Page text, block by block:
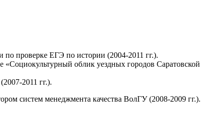
проверке ЕГЭ по истории (2004-2011 гг.).
облик уездных городов Саратовской
2011 гг.).
систем менеджмента качества ВолГУ (2008-2009 гг.).